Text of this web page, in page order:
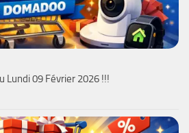
Lundi 09 Février 2026 !!!